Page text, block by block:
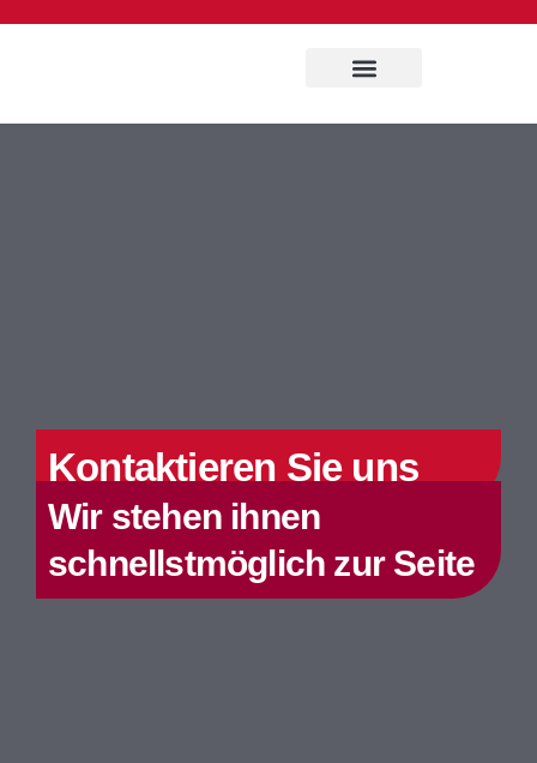
Kontaktieren Sie uns
Wir stehen ihnen
schnellstmöglich zur Seite